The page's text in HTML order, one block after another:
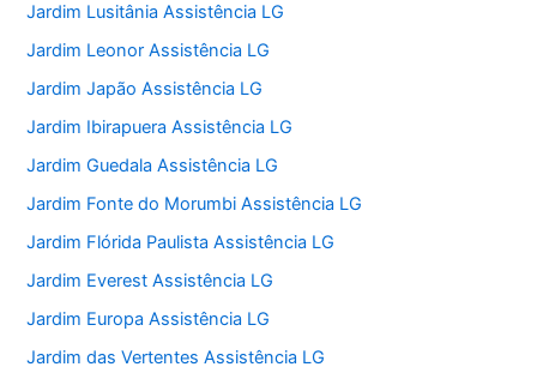
Jardim Lusitânia Assistência LG
Jardim Leonor Assistência LG
Jardim Japão Assistência LG
Jardim Ibirapuera Assistência LG
Jardim Guedala Assistência LG
Jardim Fonte do Morumbi Assistência LG
Jardim Flórida Paulista Assistência LG
Jardim Everest Assistência LG
Jardim Europa Assistência LG
Jardim das Vertentes Assistência LG